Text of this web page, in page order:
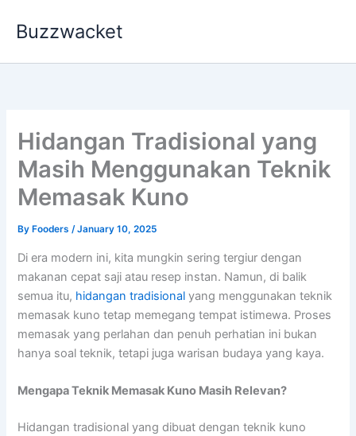
Buzzwacket
Hidangan Tradisional yang
Masih Menggunakan Teknik
Memasak Kuno
By Fooders/January 10, 2025
Di era modern ini, kita mungkin sering tergiur dengan
makanan cepat saji atau resep instan. Namun, di balik
semua itu, hidangan tradisional yang menggunakan teknik
memasak kuno tetap memegang tempat istimewa. Proses
memasak yang perlahan dan penuh perhatian ini bukan
hanya soal teknik, tetapi juga warisan budaya yang kaya.
Mengapa Teknik Memasak Kuno Masih Relevan?
Hidangan tradisional yang dibuat dengan teknik kuno